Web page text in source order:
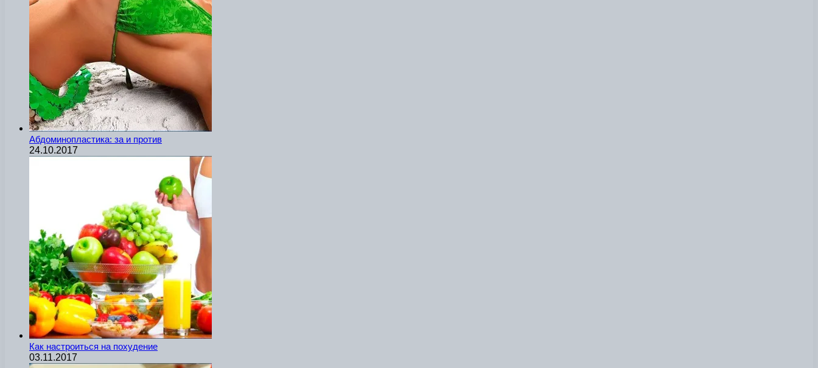
Абдоминопластика: за и против
24.10.2017
Как настроиться на похудение
03.11.2017